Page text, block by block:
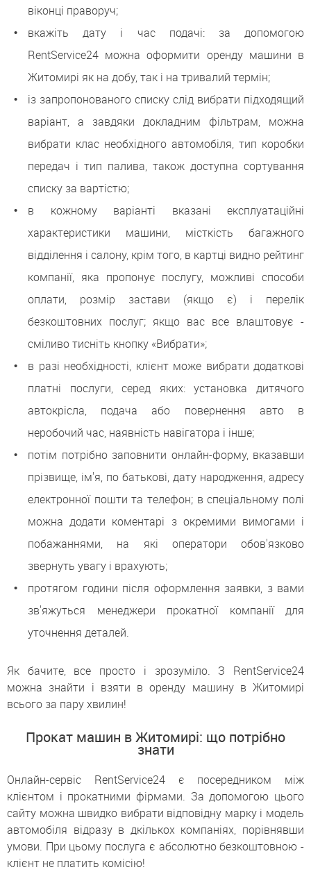
віконці праворуч;
вкажіть дату і час подачі: за допомогою
RentService24 можна оформити оренду машини в
Житомирі як на добу, так і на тривалий термін;
із запропонованого списку слід вибрати підходящий
варіант, а завдяки докладним фільтрам, можна
вибрати клас необхідного автомобіля, тип коробки
передач і тип палива, також доступна сортування
списку за вартістю;
в кожному варіанті вказані експлуатаційні
характеристики машини, місткість багажного
відділення і салону, крім того, в картці видно рейтинг
компанії, яка пропонує послугу, можливі способи
оплати, розмір застави (якщо є) і перелік
безкоштовних послуг; якщо вас все влаштовує -
сміливо тисніть кнопку «Вибрати»;
в разі необхідності, клієнт може вибрати додаткові
платні послуги, серед яких: установка дитячого
автокрісла, подача або повернення авто в
неробочий час, наявність навігатора і інше;
потім потрібно заповнити онлайн-форму, вказавши
прізвище, ім'я, по батькові, дату народження, адресу
електронної пошти та телефон; в спеціальному полі
можна додати коментарі з окремими вимогами і
побажаннями, на які оператори обов'язково
звернуть увагу і врахують;
протягом години після оформлення заявки, з вами
зв'яжуться менеджери прокатної компанії для
уточнення деталей.
Як бачите, все просто і зрозуміло. З RentService24
можна знайти і взяти в оренду машину в Житомирі
всього за пару хвилин!
Прокат машин в Житомирі: що потрібно
знати
Онлайн-сервіс RentService24 є посередником між
клієнтом і прокатними фірмами. За допомогою цього
сайту можна швидко вибрати відповідну марку і модель
автомобіля відразу в дкількох компаніях, порівнявши
умови. При цьому послуга є абсолютно безкоштовною -
клієнт не платить комісію!